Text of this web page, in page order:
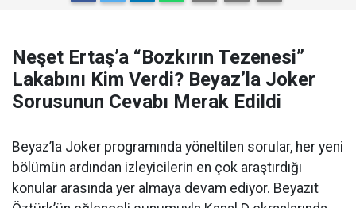
Neşet Ertaş’a “Bozkırın Tezenesi”
Lakabını Kim Verdi? Beyaz’la Joker
Sorusunun Cevabı Merak Edildi
Beyaz’la Joker programında yöneltilen sorular, her yeni
bölümün ardından izleyicilerin en çok araştırdığı
konular arasında yer almaya devam ediyor. Beyazıt